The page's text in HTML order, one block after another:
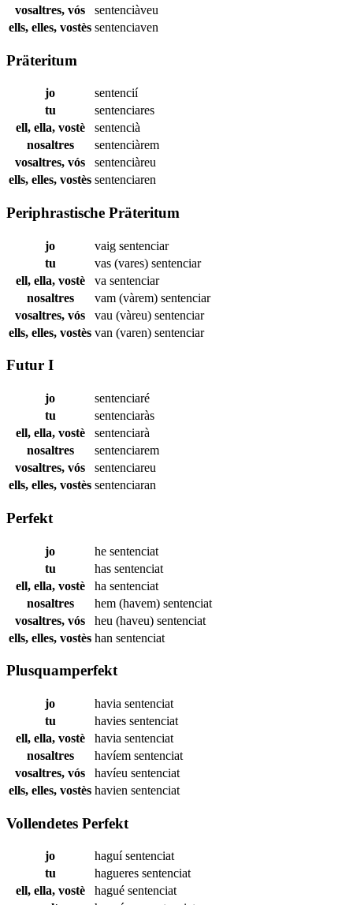
vosaltres, vós
sentenciàveu
ells, elles, vostès sentenciaven
Präteritum
jo
sentencií
tu
sentenciares
ell, ella, vostè
sentencià
nosaltres
sentenciàrem
vosaltres, vós
sentenciàreu
ells, elles, vostès sentenciaren
Periphrastische Präteritum
jo vaig sentenciar
tu
vas (vares) sentenciar
ell, ella, vostè
va sentenciar
nosaltres
vam (vàrem) sentenciar
vosaltres, vós
vau (vàreu) sentenciar
ells, elles, vostès van (varen) sentenciar
Futur I
jo
sentenciaré
tu
sentenciaràs
ell, ella, vostè
sentenciarà
nosaltres
sentenciarem
vosaltres, vós
sentenciareu
ells, elles, vostès sentenciaran
Perfekt
jo he sentenciat
tu
has sentenciat
ell, ella, vostè
ha sentenciat
nosaltres
hem (havem) sentenciat
vosaltres, vós
heu (haveu) sentenciat
ells, elles, vostès han sentenciat
Plusquamperfekt
jo havia sentenciat
tu
havies sentenciat
ell, ella, vostè
havia sentenciat
nosaltres
havíem sentenciat
vosaltres, vós
havíeu sentenciat
ells, elles, vostès havien sentenciat
Vollendetes Perfekt
jo haguísentenciat
tu
hagueres sentenciat
ell, ella, vostè
hagué sentenciat